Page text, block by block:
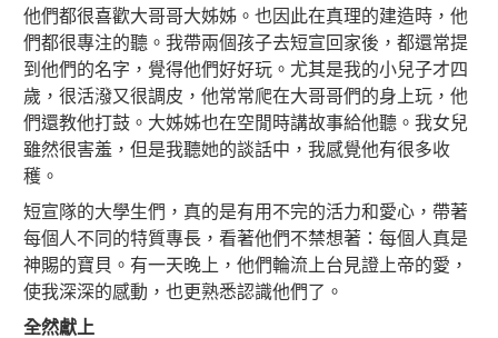
他們都很喜歡大哥哥大姊姊。也因此在真理的建造時，他
們都很專注的聽。我帶兩個孩子去短宣回家後，都還常提
到他們的名字，覺得他們好好玩。尤其是我的小兒子才四
歲，很活潑又很調皮，他常常爬在大哥哥們的身上玩，他
們還教他打鼓。大姊姊也在空閒時講故事給他聽。我女兒
雖然很害羞，但是我聽她的談話中，我感覺他有很多收
穫。
短宣隊的大學生們，真的是有用不完的活力和愛心，帶著
每個人不同的特質專長，看著他們不禁想著：每個人真是
神賜的寶貝。有一天晚上，他們輪流上台見證上帝的愛，
使我深深的感動，也更熟悉認識他們了。
全然獻上